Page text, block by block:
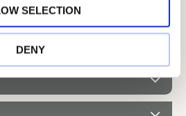
SELECTION
DENY
0.25ct i storlek 56: 4.0gr